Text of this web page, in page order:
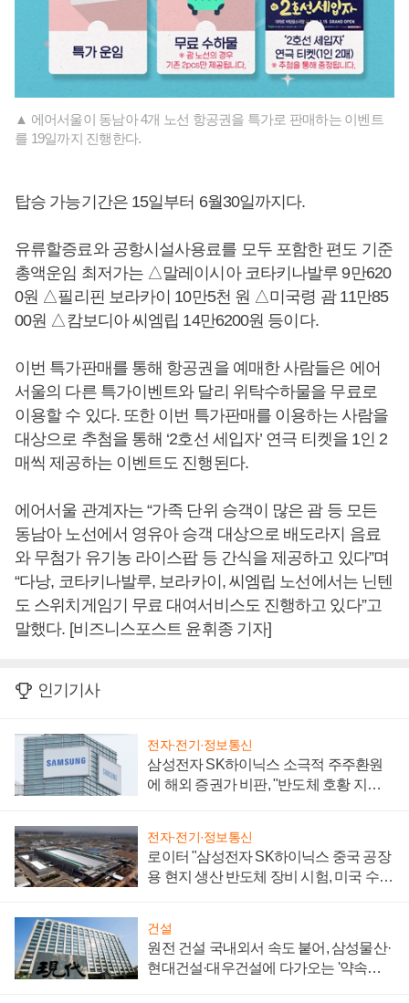
▲ 에어서울이 동남아 4개 노선 항공권을 특가로 판매하는 이벤트
를 19일까지 진행한다.
탑승 가능기간은 15일부터 6월30일까지다.
유류할증료와 공항시설사용료를 모두 포함한 편도 기준
총액운임 최저가는 △말레이시아 코타키나발루 9만620
0원 △필리핀 보라카이 10만5천 원 △미국령 괌 11만85
00원 △캄보디아 씨엠립 14만6200원 등이다.
이번 특가판매를 통해 항공권을 예매한 사람들은 에어
서울의 다른 특가이벤트와 달리 위탁수하물을 무료로
이용할 수 있다. 또한 이번 특가판매를 이용하는 사람을
대상으로 추첨을 통해 ‘2호선 세입자’ 연극 티켓을 1인 2
매씩 제공하는 이벤트도 진행된다.
에어서울 관계자는 “가족 단위 승객이 많은 괌 등 모든
동남아 노선에서 영유아 승객 대상으로 배도라지 음료
와 무첨가 유기농 라이스팝 등 간식을 제공하고 있다”며
“다낭, 코타키나발루, 보라카이, 씨엠립 노선에서는 닌텐
도 스위치게임기 무료 대여서비스도 진행하고 있다”고
말했다. [비즈니스포스트 윤휘종 기자]
인기기사
전자·전기·정보통신
삼성전자 SK하이닉스 소극적 주주환원
에 해외 증권가 비판, "반도체 호황 지속
전자·전기·정보통신
로이터 "삼성전자 SK하이닉스 중국 공장
용 현지 생산 반도체 장비 시험, 미국 수출
건설
원전 건설 국내외서 속도 붙어, 삼성물산·
현대건설·대우건설에 다가오는 '약속의